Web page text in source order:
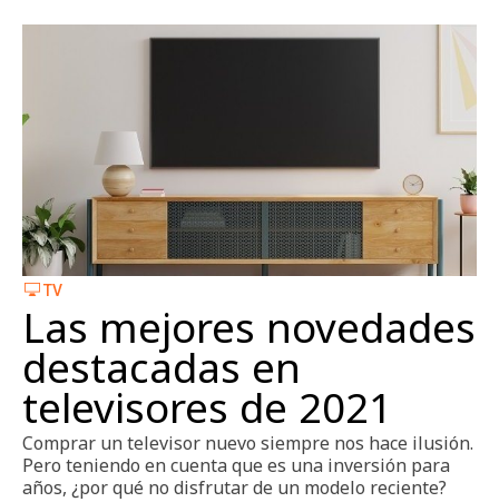
TV
Las mejores novedades
destacadas en
televisores de 2021
Comprar un televisor nuevo siempre nos hace ilusión.
Pero teniendo en cuenta que es una inversión para
años, ¿por qué no disfrutar de un modelo reciente?